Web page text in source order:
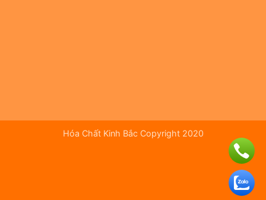
Hóa Chất Kinh Bắc Copyright 2020